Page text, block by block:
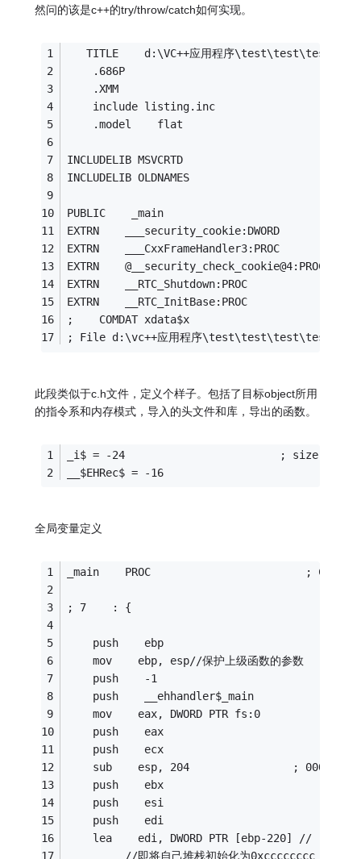
然问的该是c++的try/throw/catch如何实现。
TITLE    d:\VC++应用程序
    .686P
    .XMM
    include listing.inc
    .model    flat
INCLUDELIB MSVCRTD
INCLUDELIB OLDNAMES
PUBLIC    _main
EXTRN    ___security_cookie:DWORD
EXTRN    ___CxxFrameHandler3:PROC
EXTRN    @__security_check_cookie@4:PROC
EXTRN    __RTC_Shutdown:PROC
EXTRN    __RTC_InitBase:PROC
;    COMDAT xdata$x
; File d:\vc++应用程序\test\test\test\test.cpp
此段类似于c.h文件，定义个样子。包括了目标object所用
的指令系和内存模式，导入的头文件和库，导出的函数。
_i$ = -24                        ; size = 4
__$EHRec$ = -16                        ; size
全局变量定义
_main    PROC                        ; COMDAT
; 7    : {
    push    ebp
    mov    ebp, esp//保护上级函数的参数
    push    -1
    push    __ehhandler$_main
    mov    eax, DWORD PTR fs:0
    push    eax
    push    ecx
sub    esp, 204                ; 000000ccH
    push    ebx
    push    esi
    push    edi
lea    edi, DWORD PTR [ebp-220] // rep
//即将自己堆栈初始化为0xcccccccc，这特